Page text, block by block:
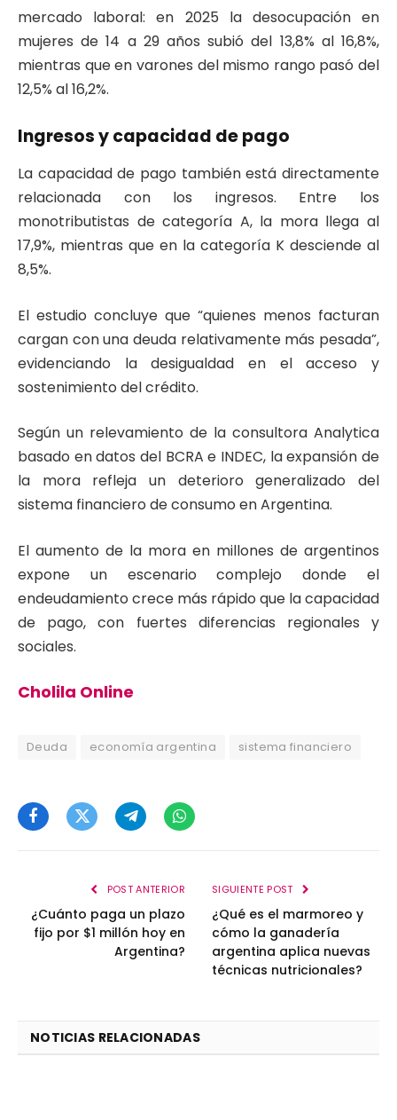
mercado laboral: en 2025 la desocupación en
mujeres de 14 a 29 años subió del 13,8% al 16,8%,
mientras que en varones del mismo rango pasó del
12,5% al 16,2%.
Ingresos y capacidad de pago
La capacidad de pago también está directamente
relacionada con los ingresos. Entre los
monotributistas de categoría A, la mora llega al
17,9%, mientras que en la categoría K desciende al
8,5%.
El estudio concluye que “quienes menos facturan
cargan con una deuda relativamente más pesada”,
evidenciando la desigualdad en el acceso y
sostenimiento del crédito.
Según un relevamiento de la consultora Analytica
basado en datos del BCRA e INDEC, la expansión de
la mora refleja un deterioro generalizado del
sistema financiero de consumo en Argentina.
El aumento de la mora en millones de argentinos
expone un escenario complejo donde el
endeudamiento crece más rápido que la capacidad
de pago, con fuertes diferencias regionales y
sociales.
Cholila Online
Deuda economía argentina sistema financiero
FacebookTwitterTelegramWhatsApp
POST ANTERIOR
¿Cuánto paga un plazo
fijo por $1 millón hoy en
Argentina?
SIGUIENTE POST
¿Qué es el marmoreo y
cómo la ganadería
argentina aplica nuevas
técnicas nutricionales?
NOTICIAS RELACIONADAS